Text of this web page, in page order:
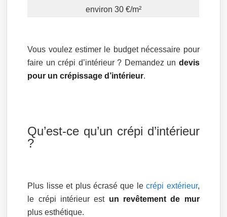
environ 30 €/m²
Vous voulez estimer le budget nécessaire pour
faire un crépi d’intérieur ? Demandez un devis
pour un crépissage d’intérieur.
Qu’est-ce qu’un crépi d’intérieur
?
Plus lisse et plus écrasé que lecrépi extérieur,
le crépi intérieur est un revêtement de mur
plus esthétique.